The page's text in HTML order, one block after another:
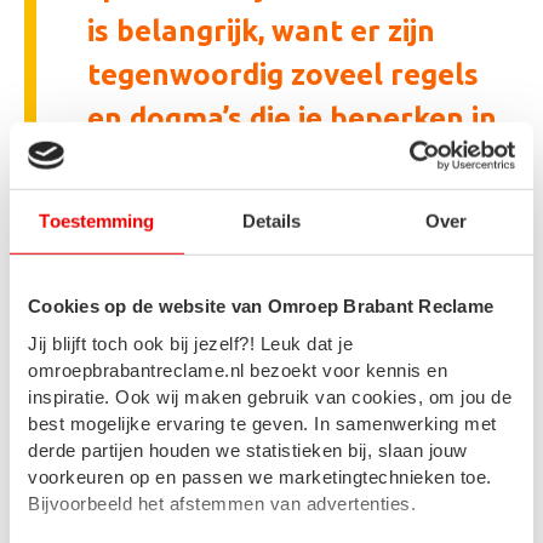
Toestemming Details Over
Cookies op de website van Omroep Brabant Reclame
Jij blijft toch ook bij jezelf?! Leuk dat je
omroepbrabantreclame.nl bezoekt voor kennis en
inspiratie. Ook wij maken gebruik van cookies, om jou de
best mogelijke ervaring te geven. In samenwerking met
derde partijen houden we statistieken bij, slaan jouw
voorkeuren op en passen we marketingtechnieken toe.
Bijvoorbeeld het afstemmen van advertenties.
is belangrijk, want er zijn
tegenwoordig zoveel regels
en dogma’s die je beperken in
wat je wel of juist niet kunt
denken.
- Patrick Stoof
1. Verras door creativiteit
“Het belangrijkste binnen communicatie is het verrassen. Je
streeft ernaar mensen op een bepaalde manier te verrassen, te
boeien of te triggeren. Dit geldt zowel voor het schrijven van
teksten als voor het creëren van commercials. Het doel is om de
lezer of consument zodanig te verrassen dat ze getriggerd
worden om verder te lezen, te kijken of zelfs iets te kopen’,